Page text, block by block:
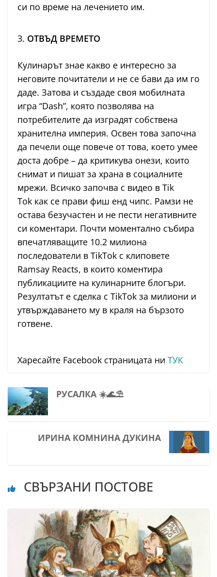
си по време на лечението им.
3. ОТВЪД ВРЕМЕТО
Кулинарът знае какво е интересно за
неговите почитатели и не се бави да им го
даде. Затова и създаде своя мобилната
игра “Dash”, която позволява на
потребителите да изградят собствена
хранителна империя. Освен това започна
да печели още повече от това, което умее
доста добре – да критикува онези, които
снимат и пишат за храна в социалните
мрежи. Всичко започва с видео в Tik
Tok как се прави фиш енд чипс. Рамзи не
остава безучастен и не пести негативните
си коментари. Почти моментално събира
впечатляващите 10.2 милиона
последователи в TikTok с клиповете
Ramsay Reacts, в които коментира
публикациите на кулинарните блогъри.
Резултатът е сделка с TikTok за милиони и
утвърждаването му в краля на бързото
готвене.
Харесайте Facebook страницата ни ТУК
РУСАЛКА ☀️🌊⛱
ИРИНА КОМНИНА ДУКИНА
СВЪРЗАНИ ПОСТОВЕ